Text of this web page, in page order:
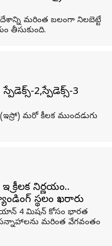
మరింత బలంగా నిలబెట్టే
తీసుకుంది.
2,స్పేడెక్స్-3
మరో కీలక ముందడుగు
కీలక నిర్ణయం..
స్థలం ఖరారు
4 మిషన్‌ కోసం భారత
సన్నాహాలను మరింత వేగవంతం